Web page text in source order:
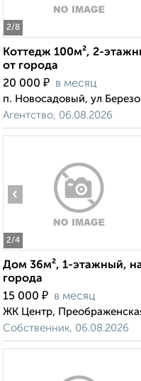
2/8
Коттедж 100м², 2-
от города
20 000 ₽ в месяц
п. Новосадовый, ул
Агентство, 06.08.2026
2/4
‹
Дом 36м², 1-этажный,
города
15 000 ₽ в месяц
ЖК Центр,
Собственник, 06.08.2026